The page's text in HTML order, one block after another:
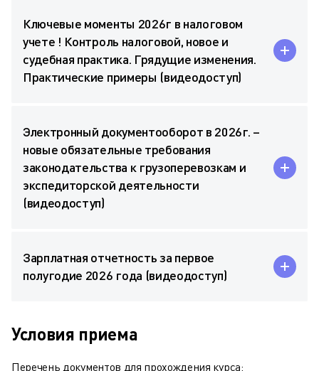
Ключевые моменты 2026г в налоговом
учете ! Контроль налоговой, новое и
судебная практика. Грядущие изменения.
Практические примеры (видеодоступ)
Электронный документооборот в 2026г. –
новые обязательные требования
законодательства к грузоперевозкам и
экспедиторской деятельности
(видеодоступ)
Зарплатная отчетность за первое
полугодие 2026 года (видеодоступ)
Условия приема
Перечень документов для прохождения курса: